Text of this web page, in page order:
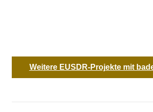
Weitere EUSDR-Projekte mit